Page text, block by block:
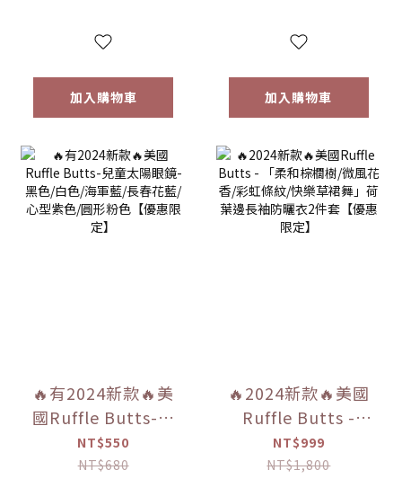
加入購物車 加入購物車
🔥有2024新款🔥美
國Ruffle Butts-兒
童太陽眼鏡- 黑色/
白色/海軍藍/長春花
NT$550
NT$680
🔥2024新款🔥美國
Ruffle Butts -
「柔和棕櫚樹/微風
花香/彩虹條紋/快樂
NT$999
NT$1,800